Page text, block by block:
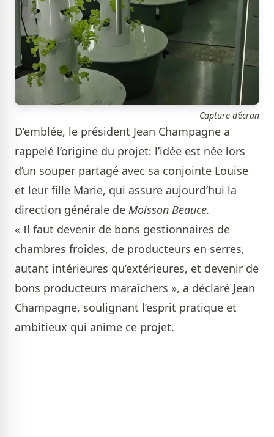
Capture d’écran
D’emblée, le président Jean Champagne a
rappelé l’origine du projet: l’idée est née lors
d’un souper partagé avec sa conjointe Louise
et leur fille Marie, qui assure aujourd’hui la
direction générale de Moisson Beauce.
« Il faut devenir de bons gestionnaires de
chambres froides, de producteurs en serres,
autant intérieures qu’extérieures, et devenir de
bons producteurs maraîchers », a déclaré Jean
Champagne, soulignant l’esprit pratique et
ambitieux qui anime ce projet.